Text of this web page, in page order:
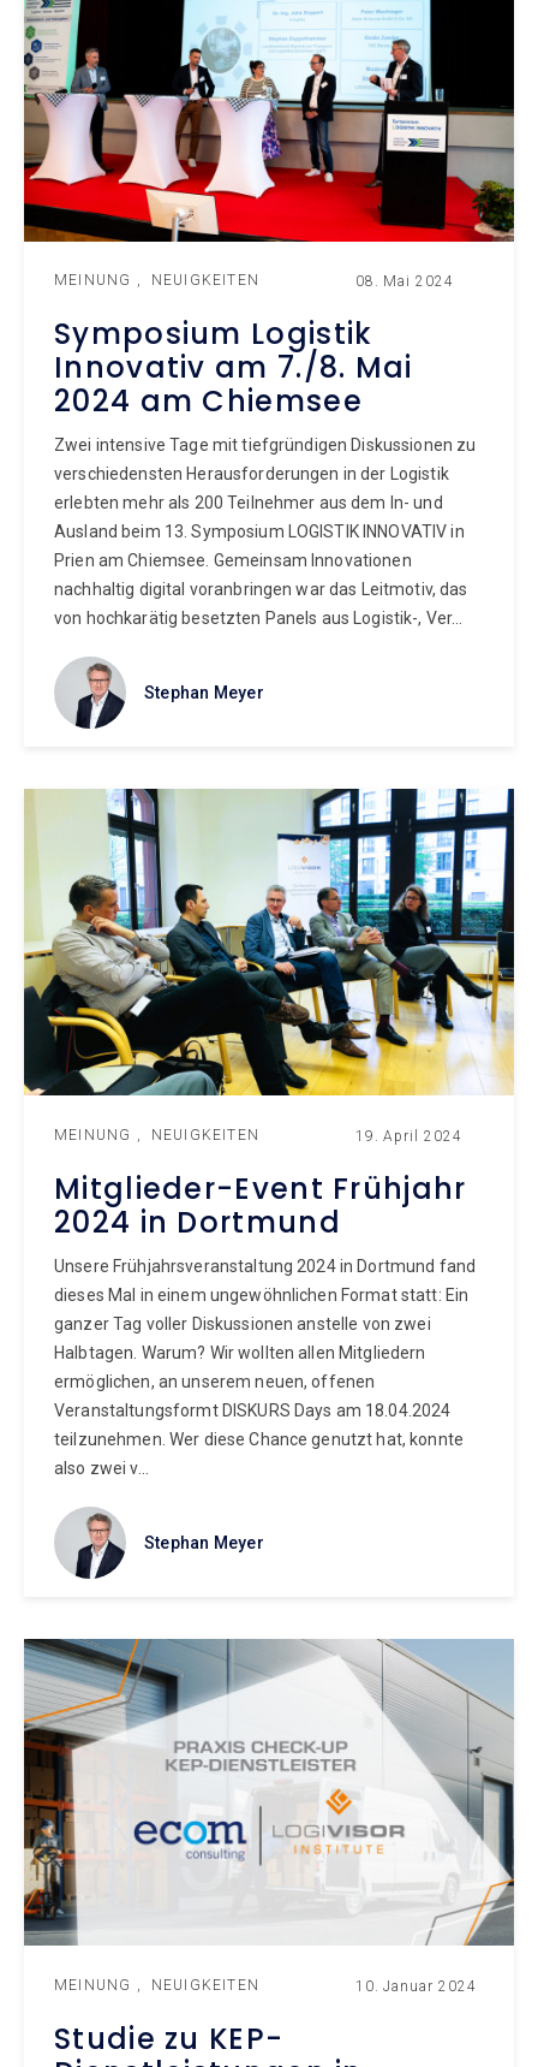
MEINUNG NEUIGKEITEN 08. Mai 2024
Symposium Logistik
Innovativ am 7./8. Mai
2024 am Chiemsee
Zwei intensive Tage mit tiefgründigen Diskussionen zu
verschiedensten Herausforderungen in der Logistik
erlebten mehr als 200 Teilnehmer aus dem In- und
Ausland beim 13. Symposium LOGISTIK INNOVATIV in
Prien am Chiemsee. Gemeinsam Innovationen
nachhaltig digital voranbringen war das Leitmotiv, das
von hochkarätig besetzten Panels aus Logistik-, Ver...
Stephan Meyer
MEINUNG NEUIGKEITEN 19. April 2024
Mitglieder-Event Frühjahr
2024 in Dortmund
Unsere Frühjahrsveranstaltung 2024 in Dortmund fand
dieses Mal in einem ungewöhnlichen Format statt: Ein
ganzer Tag voller Diskussionen anstelle von zwei
Halbtagen. Warum? Wir wollten allen Mitgliedern
ermöglichen, an unserem neuen, offenen
Veranstaltungsformt DISKURS Days am 18.04.2024
teilzunehmen. Wer diese Chance genutzt hat, konnte
also zwei v...
Stephan Meyer
MEINUNG NEUIGKEITEN 10. Januar 2024
Studie zu KEP-